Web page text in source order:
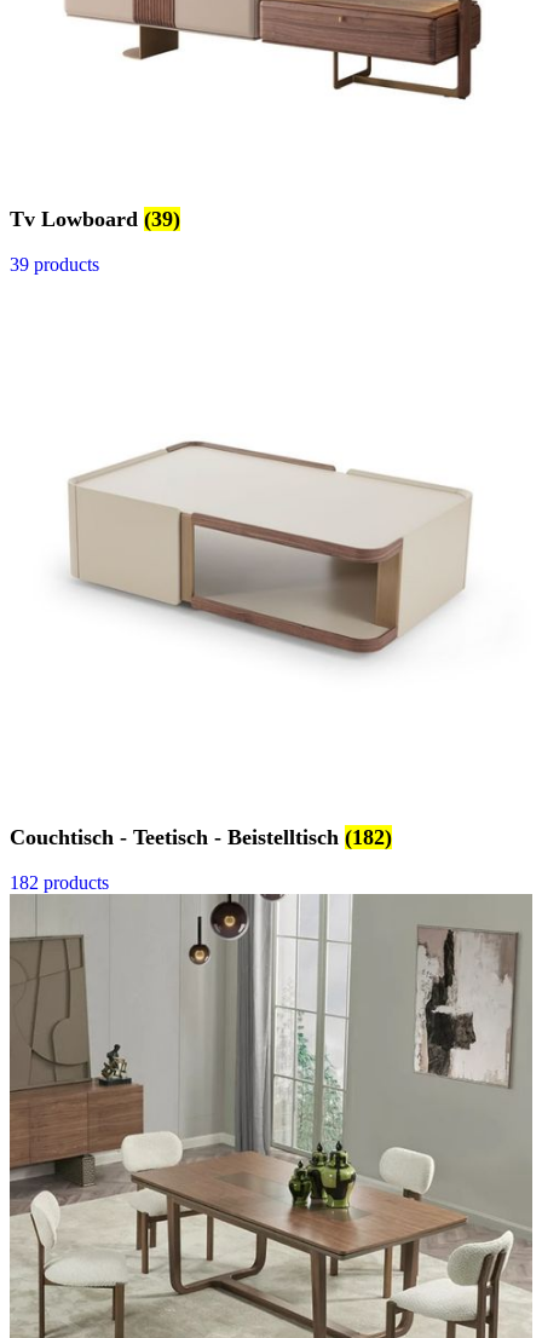
Tv Lowboard (39)
39 products
Couchtisch - Teetisch - Beistelltisch (182)
182 products